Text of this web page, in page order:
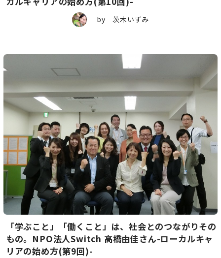
by 茨木いずみ
「学ぶこと」「働くこと」は、社会とのつながりその
もの。NPO法人Switch 高橋由佳さん-ローカルキャ
リアの始め方(第9回)-